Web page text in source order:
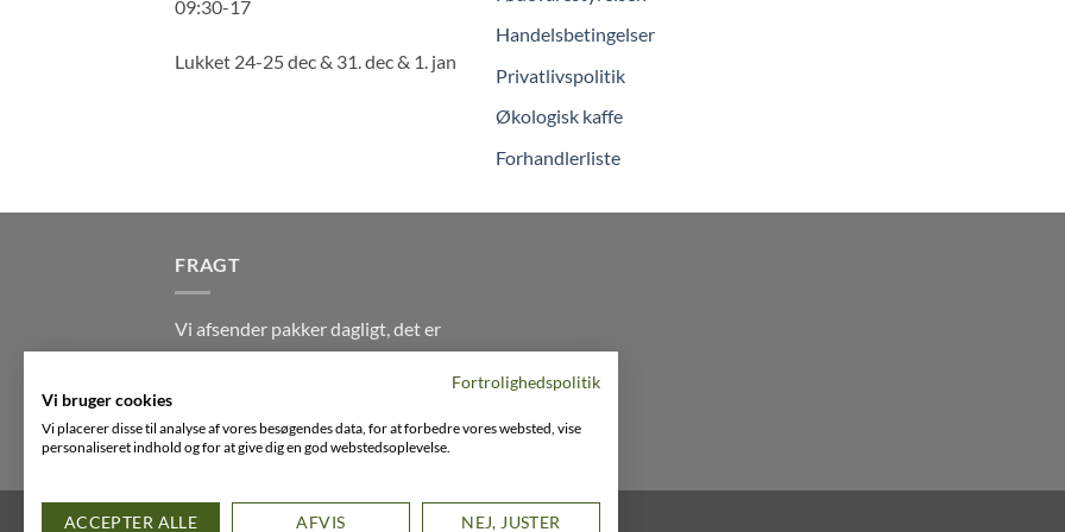
09:30-17
Lukket 24-25 dec & 31. dec & 1. jan
Handelsbetingelser
Privatlivspolitik
Økologisk kaffe
Forhandlerliste
FRAGT
Vi afsender pakker dagligt, det er
din garanti for stabil levering
Husk der er fri levering på alle
ordre over DKK395
FACEBOOK INSTAGRAM
Fortrolighedspolitik
Vi bruger cookies
Vi placerer disse til analyse af vores besøgendes data, for at forbedre vores websted, vise
personaliseret indhold og for at give dig en god webstedsoplevelse.
ACCEPTER ALLE AFVIS NEJ, JUSTER